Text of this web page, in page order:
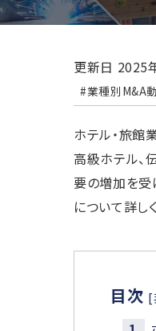
更新日 2025
#業種別M&A
ホテル・旅館
高級ホテル、
要の増加を受
について詳し
目次 [